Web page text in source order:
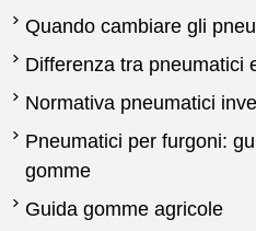
Quando cambiare gli
Differenza tra pneumatici
Normativa pneumatici
Pneumatici per furgoni:
gomme
Guida gomme agricole